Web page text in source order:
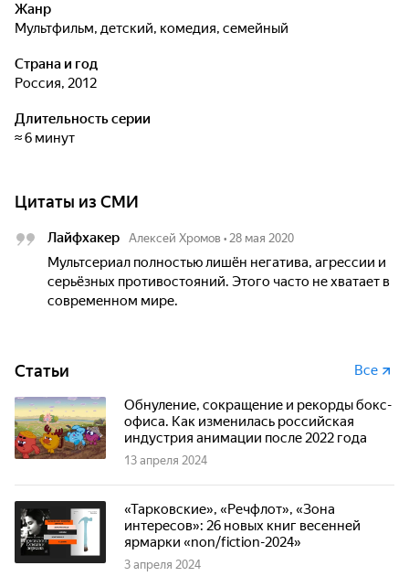
Жанр
мультфильм, детский, комедия, семейный
Страна и год
Россия, 2012
Длительность серии
≈ 6 минут
Цитаты из СМИ
Лайфхакер Алексей Хромов • 28 мая 2020
Мультсериал полностью лишён негатива, агрессии и
серьёзных противостояний. Этого часто не хватает в
современном мире.
Статьи Все
Обнуление, сокращение и рекорды бокс-
офиса. Как изменилась российская
индустрия анимации после 2022 года
13 апреля 2024
«Тарковские», «Речфлот», «Зона
интересов»: 26 новых книг весенней
ярмарки «non/fiction-2024»
3 апреля 2024